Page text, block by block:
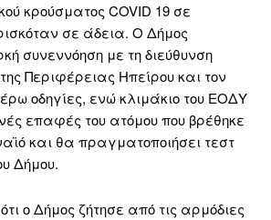
κρούσματος COVID 19 σε
σε άδεια. Ο Δήμος
συνεννόηση με τη διεύθυνση
Περιφέρειας Ηπείρου και τον
οδηγίες, ενώ κλιμάκιο του ΕΟΔΥ
επαφές του ατόμου που βρέθηκε
και θα πραγματοποιήσει τεστ
Δήμου.
ο Δήμος ζήτησε από τις αρμόδιες